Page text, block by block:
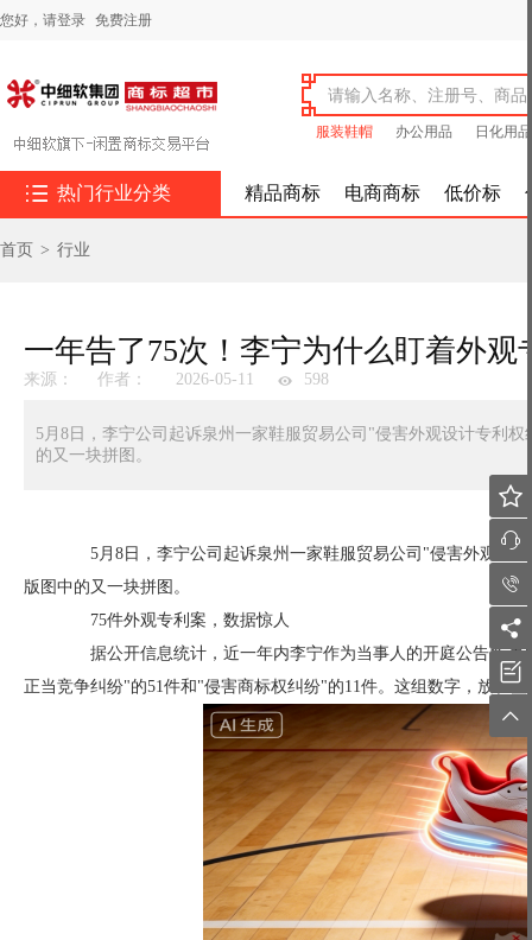
您好， 请登录 免费注册
服装鞋帽 办公用品 日化用品
 热门行业分类 精品商标 电商商标 低价标
首页 > 行业
一年告了75次！李宁为什么盯着外观
来源： 作者： 2026-05-11 598
5月8日，李宁公司起诉泉州一家鞋服贸易公司"侵害外观设计专利
的又一块拼图。
5月8日，李宁公司起诉泉州一家鞋服贸易公司"侵害外观设计
版图中的又一块拼图。
75件外观专利案，数据惊人
据公开信息统计，近一年内李宁作为当事人的开庭公告多达
正当竞争纠纷"的51件和"侵害商标权纠纷"的11件。这组数字，放在





